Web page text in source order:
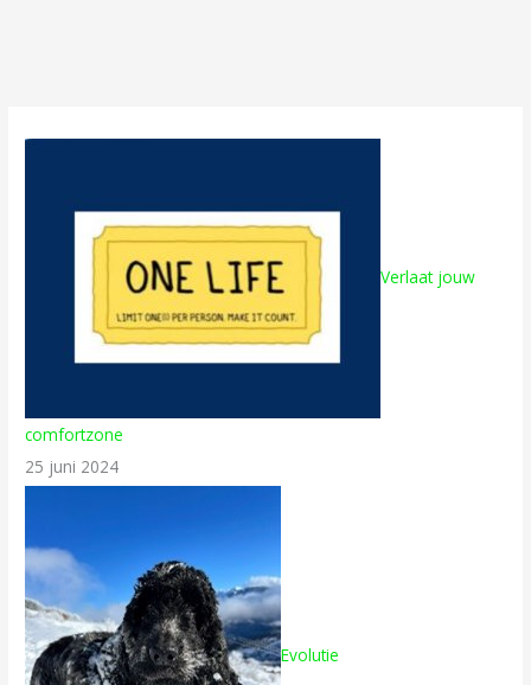
Verlaat jouw
comfortzone
25 juni 2024
Evolutie